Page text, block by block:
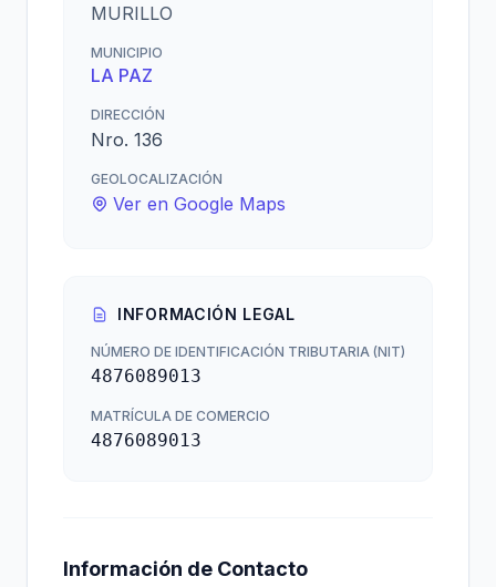
MURILLO
MUNICIPIO
LA PAZ
DIRECCIÓN
Nro. 136
GEOLOCALIZACIÓN
Ver en Google Maps
INFORMACIÓN LEGAL
NÚMERO DE IDENTIFICACIÓN TRIBUTARIA (NIT)
4876089013
MATRÍCULA DE COMERCIO
4876089013
Información de Contacto